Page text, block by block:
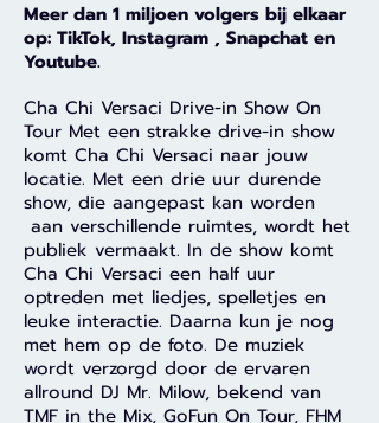
Meer dan 1 miljoen volgers bij elkaar
op: TikTok, Instagram , Snapchat en
Youtube.
Cha Chi Versaci Drive-in Show On
Tour Met een strakke drive-in show
komt Cha Chi Versaci naar jouw
locatie. Met een drie uur durende
show, die aangepast kan worden
aan verschillende ruimtes, wordt het
publiek vermaakt. In de show komt
Cha Chi Versaci een half uur
optreden met liedjes, spelletjes en
leuke interactie. Daarna kun je nog
met hem op de foto. De muziek
wordt verzorgd door de ervaren
allround DJ Mr. Milow, bekend van
TMF in the Mix, GoFun On Tour, FHM